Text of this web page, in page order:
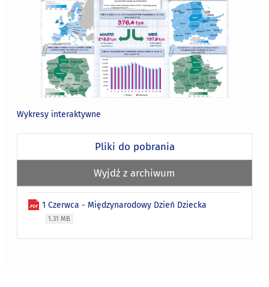
Wykresy interaktywne
Pliki do pobrania
Wyjdź z archiwum
1 Czerwca - Międzynarodowy Dzień Dziecka
1.31 MB